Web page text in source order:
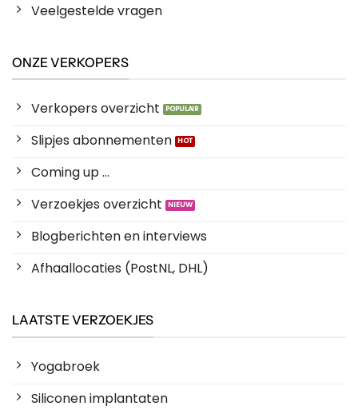
Veelgestelde vragen
ONZE VERKOPERS
Verkopers overzicht
Slipjes abonnementen
Coming up ...
Verzoekjes overzicht
Blogberichten en interviews
Afhaallocaties (PostNL, DHL)
LAATSTE VERZOEKJES
Yogabroek
Siliconen implantaten